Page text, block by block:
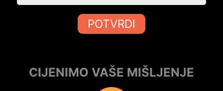
POTVRDI
CIJENIMO VAŠE MIŠLJENJE